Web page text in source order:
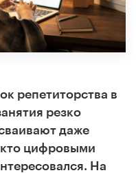
репетиторства в
резко
даже
кто цифровыми
На